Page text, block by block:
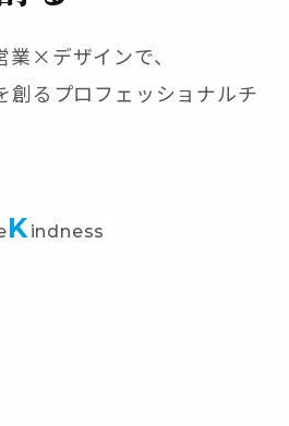
×デザインで、
創るプロフェッショナルチ
Kindness